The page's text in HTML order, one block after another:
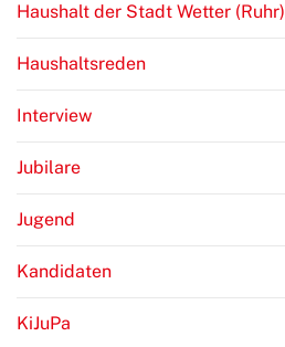
Haushalt der Stadt Wetter (Ruhr)
Haushaltsreden
Interview
Jubilare
Jugend
Kandidaten
KiJuPa